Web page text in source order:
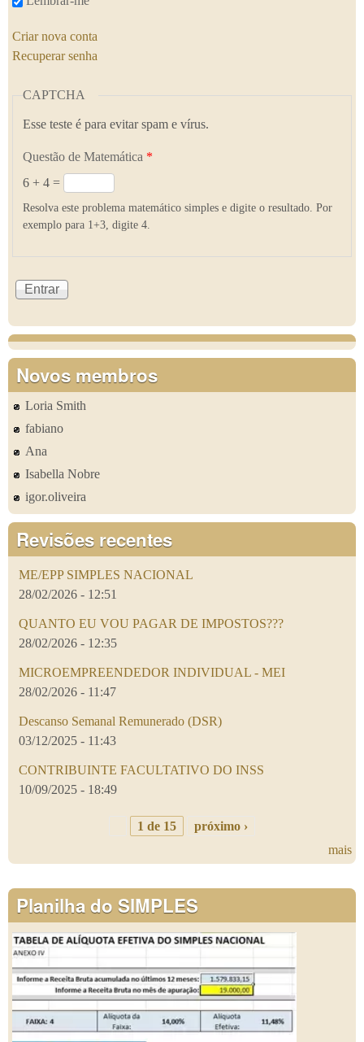
Criar nova conta
Recuperar senha
CAPTCHA
Esse teste é para evitar spam e vírus.
Questão de Matemática *
6 + 4 =
Resolva este problema matemático simples e digite o resultado. Por
exemplo para 1+3, digite 4.
Novos membros
Loria Smith
fabiano
Ana
Isabella Nobre
igor.oliveira
Revisões recentes
ME/EPP SIMPLES NACIONAL
28/02/2026 - 12:51
QUANTO EU VOU PAGAR DE IMPOSTOS???
28/02/2026 - 12:35
MICROEMPREENDEDOR INDIVIDUAL - MEI
28/02/2026 - 11:47
Descanso Semanal Remunerado (DSR)
03/12/2025 - 11:43
CONTRIBUINTE FACULTATIVO DO INSS
10/09/2025 - 18:49
1 de 15
próximo ›
mais
Planilha do SIMPLES